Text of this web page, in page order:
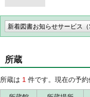
新着図書お知らせサービス（
所蔵
所蔵は 1 件です。現在の予約